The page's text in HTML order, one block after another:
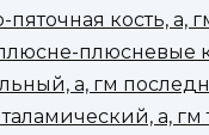
кость, а,
плюсневые
а, гм
а, гм